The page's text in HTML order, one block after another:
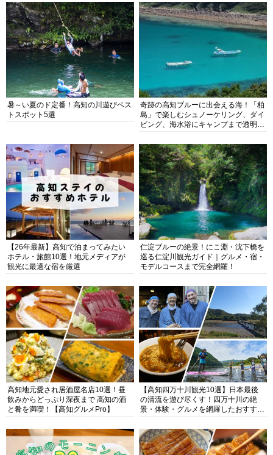
暑～い夏のド定番！高知の川遊びベス
トスポット5選
奇跡の高知ブルーに出会える海！「柏
島」で楽しむシュノーケリング、ダイ
ビング、海水浴にキャンプまで透明度
【26年最新】高知で泊まってみたい
ホテル・旅館10選！地元メディアが
観光に最適な宿を厳選
仁淀ブルーの絶景！にこ淵・沈下橋を
巡る仁淀川観光ガイド｜グルメ・宿・
モデルコースまで完全網羅！
高知地元愛され居酒屋名店10選！昼
飲みからどっぷり深夜まで 高知の酒
と肴を満喫！【高知グルメPro】
【高知四万十川観光10選】日本最後
の清流を遊び尽くす！四万十川の絶
景・体験・グルメを網羅したおすすめ